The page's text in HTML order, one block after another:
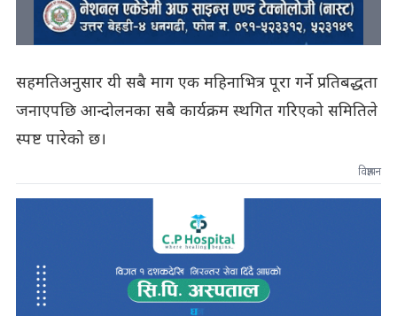
सहमतिअनुसार यी सबै माग एक महिनाभित्र पूरा गर्ने प्रतिबद्धता
जनाएपछि आन्दोलनका सबै कार्यक्रम स्थगित गरिएको समितिले
स्पष्ट पारेको छ।
विज्ञापन